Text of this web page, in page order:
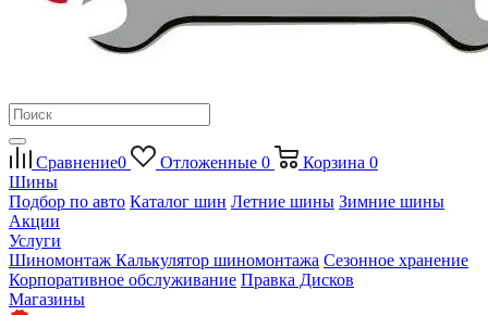
Сравнение0 Отложенные 0 Корзина 0
Шины
Подбор по авто Каталог шин Летние шины Зимние шины
Акции
Услуги
Шиномонтаж Калькулятор шиномонтажа Сезонное хранение
Корпоративное обслуживание Правка Дисков
Магазины